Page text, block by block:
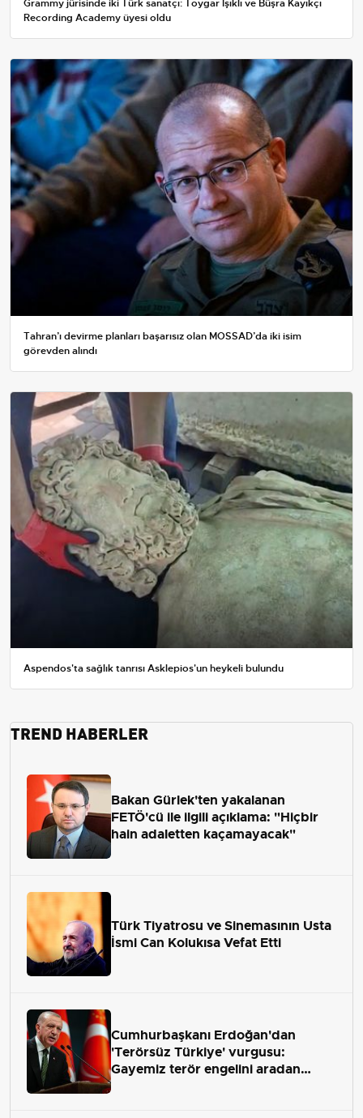
Grammy jürisinde iki Türk sanatçı: Toygar Işıklı ve Büşra Kayıkçı
Recording Academy üyesi oldu
Tahran’ı devirme planları başarısız olan MOSSAD’da iki isim
görevden alındı
Aspendos'ta sağlık tanrısı Asklepios'un heykeli bulundu
TREND HABERLER
Bakan Gürlek'ten yakalanan
FETÖ'cü ile ilgili açıklama: "Hiçbir
hain adaletten kaçamayacak"
Türk Tiyatrosu ve Sinemasının Usta
İsmi Can Kolukısa Vefat Etti
Cumhurbaşkanı Erdoğan'dan
'Terörsüz Türkiye' vurgusu:
Gayemiz terör engelini aradan